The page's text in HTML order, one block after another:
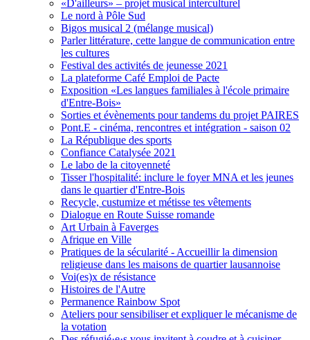
«D'ailleurs» – projet musical interculturel
Le nord à Pôle Sud
Bigos musical 2 (mélange musical)
Parler littérature, cette langue de communication entre
les cultures
Festival des activités de jeunesse 2021
La plateforme Café Emploi de Pacte
Exposition «Les langues familiales à l'école primaire
d'Entre-Bois»
Sorties et évènements pour tandems du projet PAIRES
Pont.E - cinéma, rencontres et intégration - saison 02
La République des sports
Confiance Catalysée 2021
Le labo de la citoyenneté
Tisser l'hospitalité: inclure le foyer MNA et les jeunes
dans le quartier d'Entre-Bois
Recycle, custumize et métisse tes vêtements
Dialogue en Route Suisse romande
Art Urbain à Faverges
Afrique en Ville
Pratiques de la sécularité - Accueillir la dimension
religieuse dans les maisons de quartier lausannoise
Voi(es)x de résistance
Histoires de l'Autre
Permanence Rainbow Spot
Ateliers pour sensibiliser et expliquer le mécanisme de
la votation